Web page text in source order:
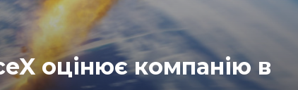
оцінює компанію в